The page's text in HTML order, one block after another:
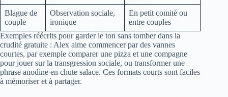
Blague de
couple
Observation sociale,
ironique
En petit comité ou
entre couples
Exemples réécrits pour garder le ton sans tomber dans la
crudité gratuite : Alex aime commencer par des vannes
courtes, par exemple comparer une pizza et une compagne
pour jouer sur la transgression sociale, ou transformer une
phrase anodine en chute salace. Ces formats courts sont faciles
à mémoriser et à partager.